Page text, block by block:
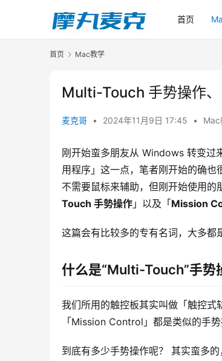
首页
首页 Mac教学
Multi-Touch 手势操作、
麦克哥 • 2024年11月9日 17:45 • Mac
刚开始蛮多朋友从 Windows 转变过
用程序」这一点，笔者刚开始的确
不需要鼠标来辅助，但刚开始使用
Touch 手勢操作 」以及「Mission
这篇会有比较多的专有名词，大多都
什么是“Multi-Touch”手势
我们所用的触控板其实叫做「触控
「Mission Control」都是类似的手势
到底有多少手势操作呢？ 其实蛮多